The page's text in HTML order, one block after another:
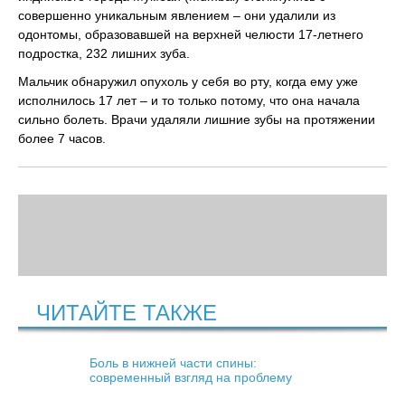
совершенно уникальным явлением – они удалили из
одонтомы, образовавшей на верхней челюсти 17-летнего
подростка, 232 лишних зуба.
Мальчик обнаружил опухоль у себя во рту, когда ему уже
исполнилось 17 лет – и то только потому, что она начала
сильно болеть. Врачи удаляли лишние зубы на протяжении
более 7 часов.
ЧИТАЙТЕ ТАКЖЕ
Боль в нижней части спины:
современный взгляд на проблему